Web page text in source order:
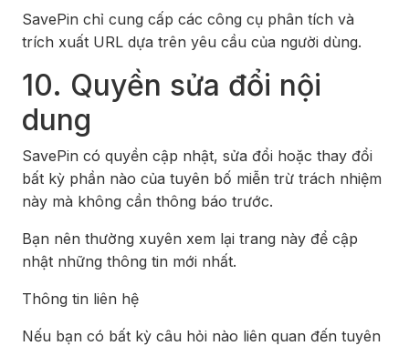
SavePin chỉ cung cấp các công cụ phân tích và
trích xuất URL dựa trên yêu cầu của người dùng.
10. Quyền sửa đổi nội
dung
SavePin có quyền cập nhật, sửa đổi hoặc thay đổi
bất kỳ phần nào của tuyên bố miễn trừ trách nhiệm
này mà không cần thông báo trước.
Bạn nên thường xuyên xem lại trang này để cập
nhật những thông tin mới nhất.
Thông tin liên hệ
Nếu bạn có bất kỳ câu hỏi nào liên quan đến tuyên